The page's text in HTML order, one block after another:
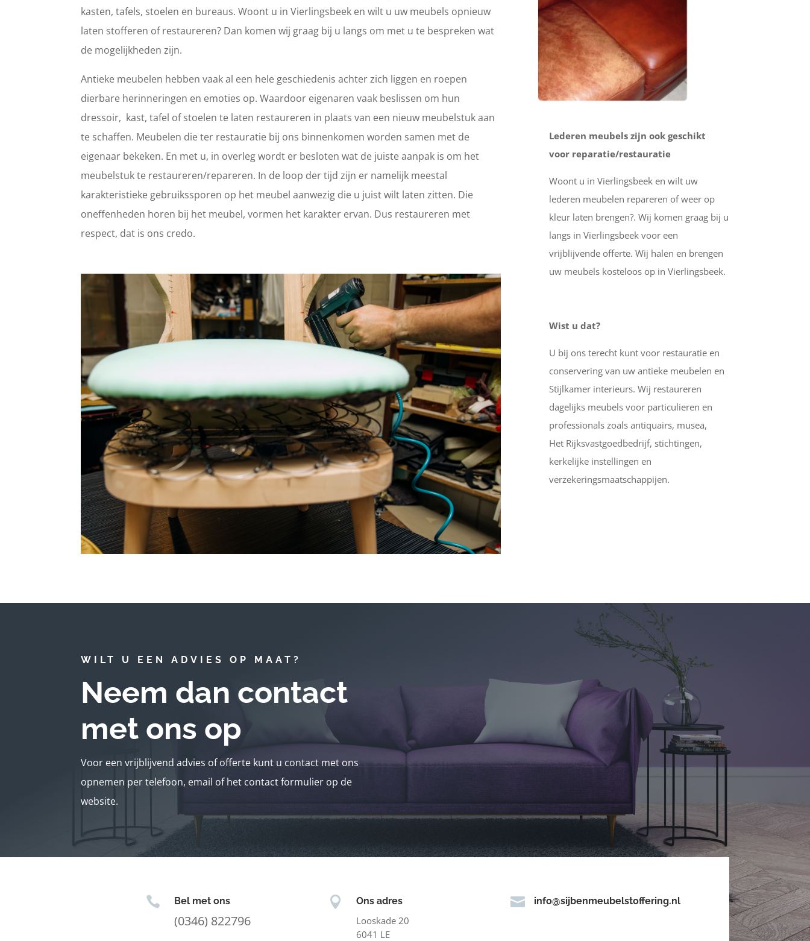
kasten, tafels, stoelen en bureaus. Woont u in Vierlingsbeek en wilt u uw meubels opnieuw
laten stofferen of restaureren? Dan komen wij graag bij u langs om met u te bespreken wat
de mogelijkheden zijn.
Antieke meubelen hebben vaak al een hele geschiedenis achter zich liggen en roepen
dierbare herinneringen en emoties op. Waardoor eigenaren vaak beslissen om hun
dressoir, kast, tafel of stoelen te laten restaureren in plaats van een nieuw meubelstuk aan
te schaffen. Meubelen die ter restauratie bij ons binnenkomen worden samen met de
eigenaar bekeken. En met u, in overleg wordt er besloten wat de juiste aanpak is om het
meubelstuk te restaureren/repareren. In de loop der tijd zijn er namelijk meestal
karakteristieke gebruikssporen op het meubel aanwezig die u juist wilt laten zitten. Die
oneffenheden horen bij het meubel, vormen het karakter ervan. Dus restaureren met
respect, dat is ons credo.
Lederen meubels zijn ook geschikt
voor reparatie/restauratie
Woont u in Vierlingsbeek en wilt uw
lederen meubelen repareren of weer op
kleur laten brengen?. Wij komen graag bij u
langs in Vierlingsbeek voor een
vrijblijvende offerte. Wij halen en brengen
uw meubels kosteloos op in Vierlingsbeek.
Wist u dat?
U bij ons terecht kunt voor restauratie en
conservering van uw antieke meubelen en
Stijlkamer interieurs. Wij restaureren
dagelijks meubels voor particulieren en
professionals zoals antiquairs, musea,
Het Rijksvastgoedbedrijf, stichtingen,
kerkelijke instellingen en
verzekeringsmaatschappijen.
WILT U EEN ADVIES OP MAAT?
Neem dan contact
met ons op
Voor een vrijblijvend advies of offerte kunt u contact met ons
opnemen per telefoon, email of het contact formulier op de
website.
 Bel met ons
(0346) 822796
 Ons adres
Looskade 20
6041 LE
 info@sijbenmeubelstoffering.nl